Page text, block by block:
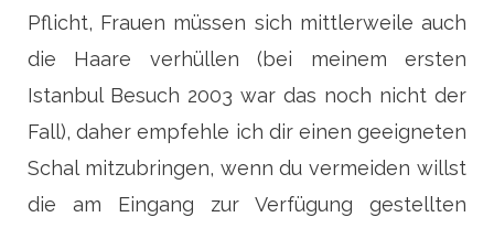
Pflicht, Frauen müssen sich mittlerweile auch
die Haare verhüllen (bei meinem ersten
Istanbul Besuch 2003 war das noch nicht der
Fall), daher empfehle ich dir einen geeigneten
Schal mitzubringen, wenn du vermeiden willst
die am Eingang zur Verfügung gestellten